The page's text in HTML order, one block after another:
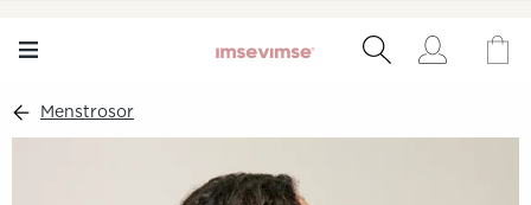
Menstrosor